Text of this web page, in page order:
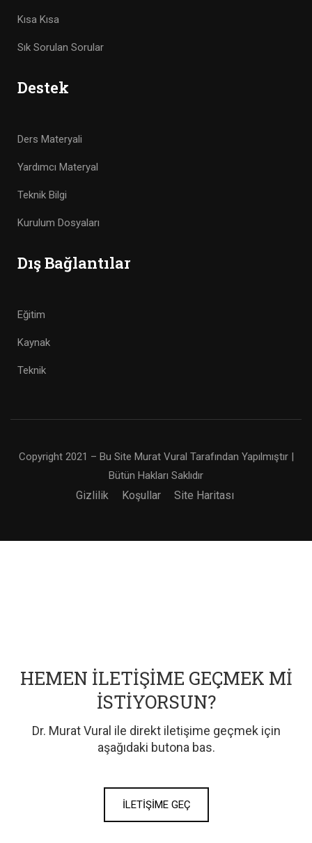
Kısa Kısa
Sık Sorulan Sorular
Destek
Ders Materyali
Yardımcı Materyal
Teknik Bilgi
Kurulum Dosyaları
Dış Bağlantılar
Eğitim
Kaynak
Teknik
Copyright 2021 – Bu Site Murat Vural Tarafından Yapılmıştır |
Bütün Hakları Saklıdır
Gizlilik Koşullar Site Haritası
HEMEN İLETIŞIME GEÇMEK MI
İSTIYORSUN?
Dr. Murat Vural ile direkt iletişime geçmek için
aşağıdaki butona bas.
İLETIŞIME GEÇ